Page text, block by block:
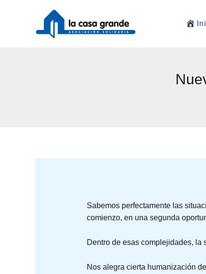
Sabemos perfectamente las
comienzo, en una segunda
Dentro de esas complejidades, la
Nos alegra cierta humanización